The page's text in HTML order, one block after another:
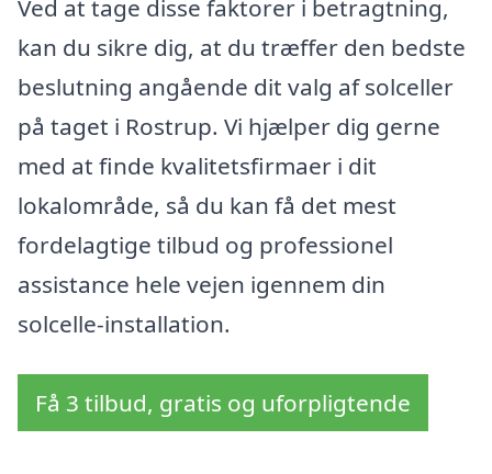
Ved at tage disse faktorer i betragtning,
kan du sikre dig, at du træffer den bedste
beslutning angående dit valg af solceller
på taget i Rostrup. Vi hjælper dig gerne
med at finde kvalitetsfirmaer i dit
lokalområde, så du kan få det mest
fordelagtige tilbud og professionel
assistance hele vejen igennem din
solcelle-installation.
Få 3 tilbud, gratis og uforpligtende